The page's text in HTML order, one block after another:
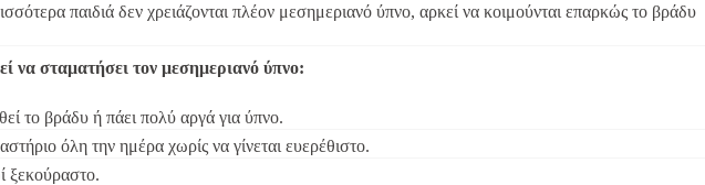
παιδιά δεν χρειάζονται πλέον μεσημεριανό ύπνο, αρκεί να κοιμούνται επαρκώς το βράδυ
να σταματήσει τον μεσημεριανό ύπνο:
το βράδυ ή πάει πολύ αργά για ύπνο.
όλη την ημέρα χωρίς να γίνεται ευερέθιστο.
ξεκούραστο.